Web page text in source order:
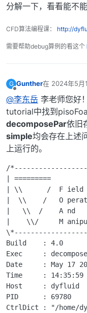
分解一下，看看能不能
CFD算法编程课： http://
需要帮助debug算例的看这个
G Gunther在 2024年5月
最后由 编辑
@李东岳 李老师您好
tutorial中找到
decomposePar依旧
simple均会存在上述
上运行的。
/
|
| \\      /  F ield
|  \\    /   O
|   \\  /    A nd
|    \\/     M
Build    : 4.0
Exec     :
Date     : May 17
Time     : 14:35:59
Host     : dyfluid
PID      : 69780
CtrlDict : "/home/